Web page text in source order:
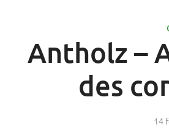
Antholz –
des
14